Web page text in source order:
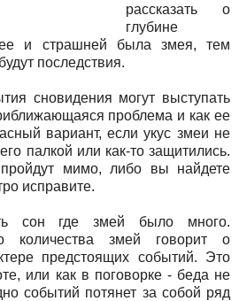
рассказать о
глубине
и страшней была змея, тем
последствия.
сновидения могут выступать
проблема и как ее
вариант, если укус змеи не
палкой или как-то защитились.
мимо, либо вы найдете
исправите.
сон где змей было много.
количества змей говорит о
предстоящих событий. Это
или как в поговорке - беда не
событий потянет за собой ряд